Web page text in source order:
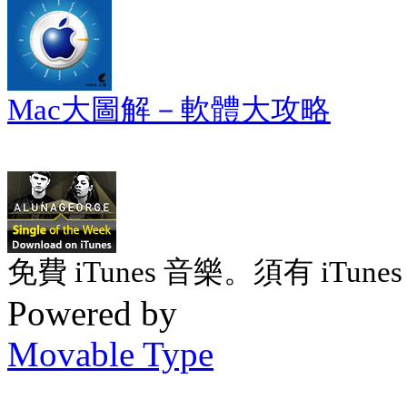
Mac大圖解－軟體大攻略
免費 iTunes 音樂。須有
Powered by
Movable Type